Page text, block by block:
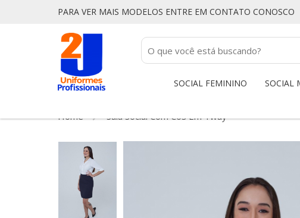
PARA VER MAIS MODELOS ENTRE EM CONTATO CONOSCO
SOCIAL
SOCIAL FEMININO
Home Saia Social Com Cós Em Tway